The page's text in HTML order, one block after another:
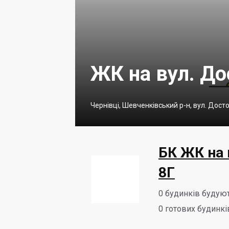
ЖК на вул.
Чернівці, Шевченківський р-н, вул.
БК ЖК на
8Г
0 будинків
0 готових